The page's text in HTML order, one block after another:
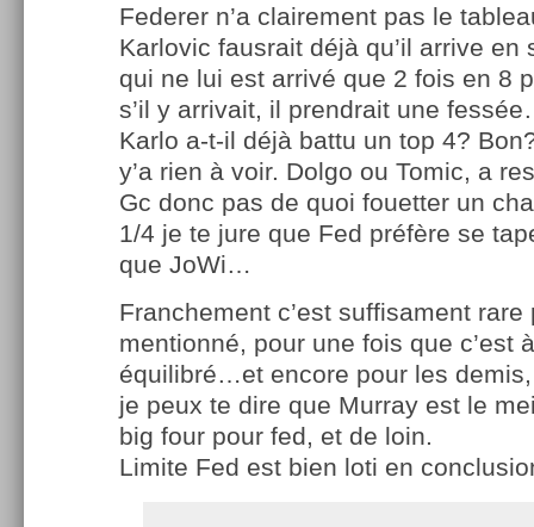
Federer n’a clairement pas le
Karlovic fausrait déjà qu’il arrive en
qui ne lui est arrivé que 2 fois en 8
s’il y arrivait, il prendrait une
Karlo a-t-il déjà battu un top 4?
y’a rien à voir. Dolgo ou Tomic, a
Gc donc pas de quoi fouetter un
1/4 je te jure que Fed préfère se
que JoWi…
Franchement c’est suffisament rare
mentionné, pour une fois que c’est
équilibré…et encore pour les
je peux te dire que Murray est le
big four pour fed, et de loin.
Limite Fed est bien loti en